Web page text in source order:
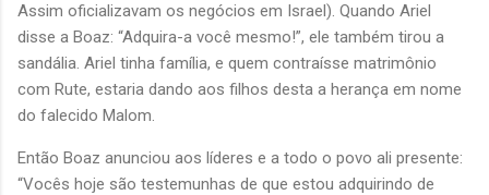
Assim oficializavam os negócios em Israel). Quando Ariel
disse a Boaz: “Adquira-a você mesmo!”, ele também tirou a
sandália. Ariel tinha família, e quem contraísse matrimônio
com Rute, estaria dando aos filhos desta a herança em nome
do falecido Malom.
Então Boaz anunciou aos líderes e a todo o povo ali presente:
“Vocês hoje são testemunhas de que estou adquirindo de